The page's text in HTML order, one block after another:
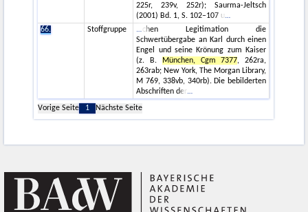
225r, 239v, 252r); Saurma-Jeltsch
(2001) Bd. 1, S. 102–107 u
66.
Stoffgruppe
chen Legitimation die
Schwertübergabe an Karl durch einen
Engel und seine Krönung zum Kaiser
(z. B.
München, Cgm 7377, 262ra,
263rab; New York, The Morgan Library,
M 769, 338vb, 340rb). Die bebilderten
Abschriften der
Vorige Seite
1 Nächste Seite